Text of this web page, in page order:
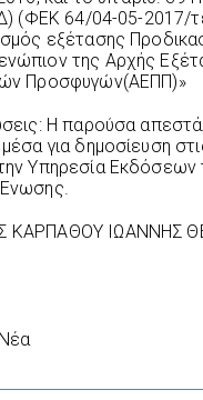
(ΦΕΚ 64/04-05-2017/
εξέτασης
της Αρχής
Προσφυγών(ΑΕΠΠ)»
Η παρούσα
για δημοσίευση
Υπηρεσία Εκδόσεων
ΚΑΡΠΑΘΟΥ ΙΩΑΝΝΗΣ